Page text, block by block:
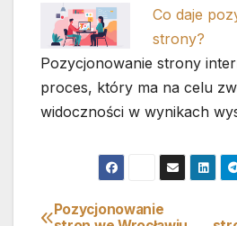
Co daje
strony?
Pozycjonowanie strony
proces, który ma na celu
widoczności w wynikach
Pozycjonowanie